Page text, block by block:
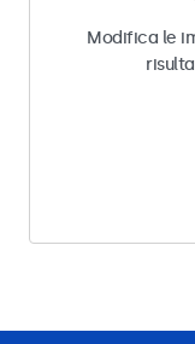
Modifica le